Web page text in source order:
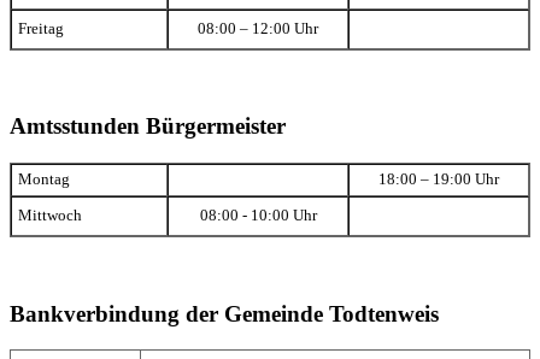
Freitag 08:00 – 12:00 Uhr
Amtsstunden Bürgermeister
Montag 18:00 – 19:00 Uhr
Mittwoch 08:00 - 10:00 Uhr
Bankverbindung der Gemeinde Todtenweis